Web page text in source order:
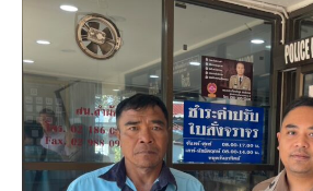
แบบ
การ
รับ
รู้